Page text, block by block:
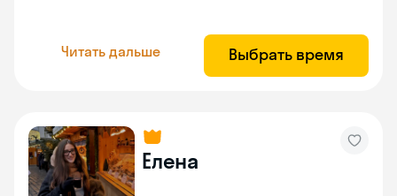
Читать дальше Выбрать время
Елена